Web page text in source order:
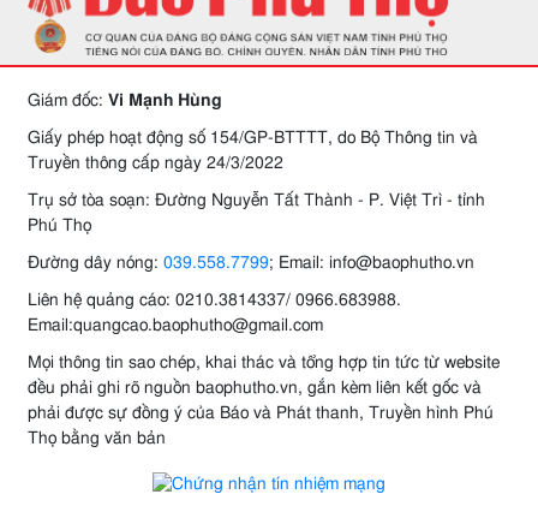
Giám đốc: Vi Mạnh Hùng
Giấy phép hoạt động số 154/GP-BTTTT, do Bộ Thông tin và
Truyền thông cấp ngày 24/3/2022
Trụ sở tòa soạn: Đường Nguyễn Tất Thành - P. Việt Trì - tỉnh
Phú Thọ
Đường dây nóng: 039.558.7799; Email: info@baophutho.vn
Liên hệ quảng cáo: 0210.3814337/ 0966.683988.
Email:quangcao.baophutho@gmail.com
Mọi thông tin sao chép, khai thác và tổng hợp tin tức từ website
đều phải ghi rõ nguồn baophutho.vn, gắn kèm liên kết gốc và
phải được sự đồng ý của Báo và Phát thanh, Truyền hình Phú
Thọ bằng văn bản